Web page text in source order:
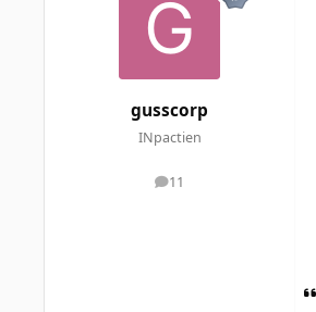
gusscorp
INpactien
11
messages